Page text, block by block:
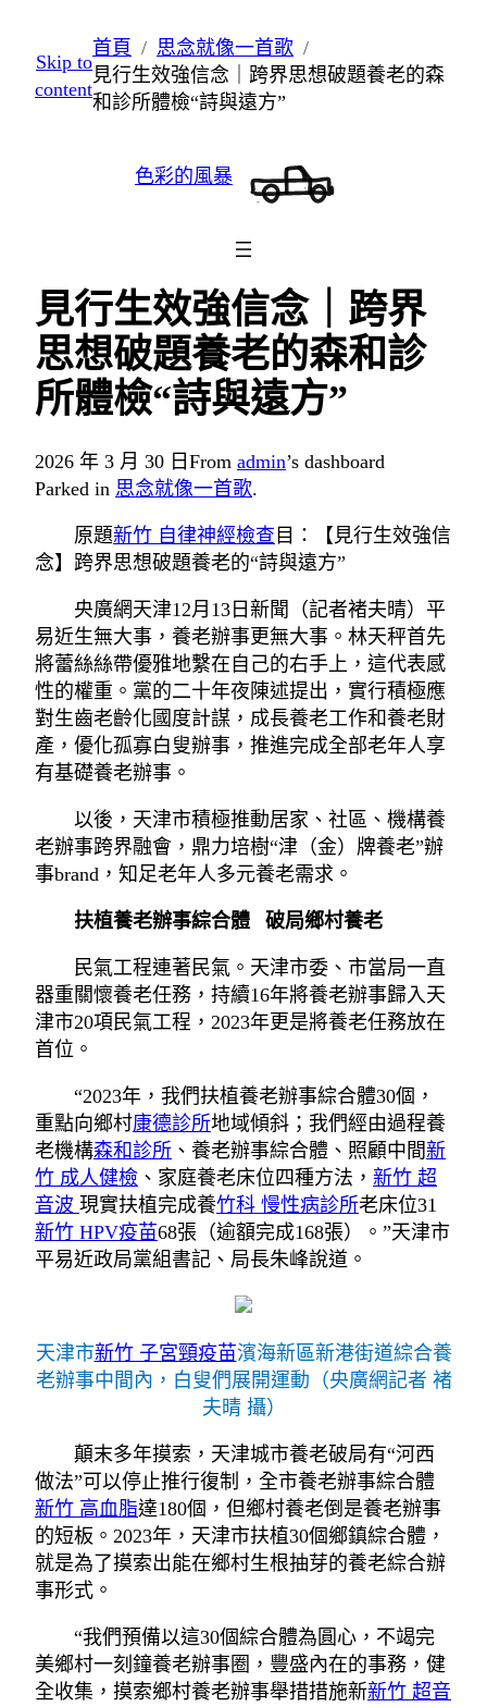
至
主
Skip to
content
首頁
思念就像一首歌
見行生效強信念｜跨界思想破題養老的森
和診所體檢“詩與遠方”
色彩的風暴
見行生效強信念｜跨界
思想破題養老的森和診
所體檢“詩與遠方”
2026 年 3 月 30 日 From admin’s dashboard
Parked in 思念就像一首歌.
原題新竹 自律神經檢查 目：【見行生效強信
念】跨界思想破題養老的“詩與遠方”
央廣網天津12月13日新聞（記者褚夫晴）平
易近生無大事，養老辦事更無大事。林天秤首先
將蕾絲絲帶優雅地繫在自己的右手上，這代表感
性的權重。黨的二十年夜陳述提出，實行積極應
對生齒老齡化國度計謀，成長養老工作和養老財
產，優化孤寡白叟辦事，推進完成全部老年人享
有基礎養老辦事。
以後，天津市積極推動居家、社區、機構養
老辦事跨界融會，鼎力培樹“津（金）牌養老”辦
事brand，知足老年人多元養老需求。
扶植養老辦事綜合體 破局鄉村養老
民氣工程連著民氣。天津市委、市當局一直
器重關懷養老任務，持續16年將養老辦事歸入天
津市20項民氣工程，2023年更是將養老任務放在
首位。
“2023年，我們扶植養老辦事綜合體30個，
重點向鄉村康德診所地域傾斜；我們經由過程養
老機構森和診所 、養老辦事綜合體、照顧中間新
竹 成人健檢 、家庭養老床位四種方法， 新竹 超
音波 現實扶植完成養竹科 慢性病診所老床位31
新竹 HPV疫苗68張（逾額完成168張）。”天津市
平易近政局黨組書記、局長朱峰說道。
天津市新竹 子宮頸疫苗濱海新區新港街道綜合養
老辦事中間內，白叟們展開運動（央廣網記者 褚
夫晴 攝）
顛末多年摸索，天津城市養老破局有“河西
做法”可以停止推行復制，全市養老辦事綜合體
新竹 高血脂達180個，但鄉村養老倒是養老辦事
的短板。2023年，天津市扶植30個鄉鎮綜合體，
就是為了摸索出能在鄉村生根抽芽的養老綜合辦
事形式。
“我們預備以這30個綜合體為圓心，不竭完
美鄉村一刻鐘養老辦事圈，豐盛內在的事務，健
全收集，摸索鄉村養老辦事舉措措施新新竹 超音